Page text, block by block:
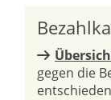
gegen die